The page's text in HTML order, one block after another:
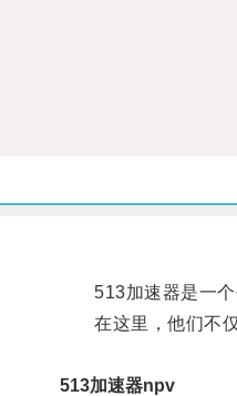
513加速器是一个
在这里，他们不仅
513加速器npv